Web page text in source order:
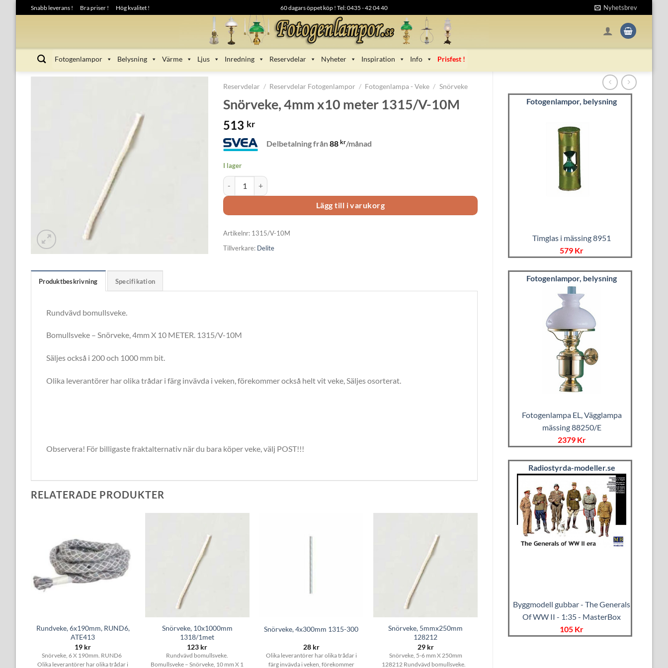
to
Snabb leverans ! Bra priser ! Hög kvalitet ! 60 dagars öppet köp ! Tel: 0435 - 42 04 40 Nyhetsbrev
Fotogenlampor Belysning Värme Ljus Inredning Reservdelar Nyheter Inspiration Info Prisfest !
Fotogenlampor, belysning
Timglas i mässing 8951
579 Kr
Fotogenlampor, belysning
Fotogenlampa EL, Vägglampa
mässing 88250/E
2379 Kr
Radiostyrda-modeller.se
Byggmodell gubbar - The Generals
Of WW II - 1:35 - MasterBox
105 Kr
Reservdelar / Reservdelar Fotogenlampor / Fotogenlampa - Veke / Snörveke
Snörveke, 4mm x10 meter 1315/V-10M
513 kr
Delbetalning från88kr/månad
I lager
Snörveke, 4mm x10 meter 1315/V-10M mängd
Lägg till i varukorg
Artikelnr: 1315/V-10M
Tillverkare: Delite
Produktbeskrivning Specifikation
Rundvävd bomullsveke.
Bomullsveke – Snörveke, 4mm X 10 METER. 1315/V-10M
Säljes också i 200 och 1000 mm bit.
Olika leverantörer har olika trådar i färg invävda i veken, förekommer också helt vit veke, Säljes osorterat.
Observera! För billigaste fraktalternativ när du bara köper veke, välj POST!!!
RELATERADE PRODUKTER
Rundveke, 6x190mm, RUND6,
ATE413
19 kr
Snörveke, 6 X 190mm. RUND6
Olika leverantörer har olika trådar i
Snörveke, 10x1000mm
1318/1met
123 kr
Rundvävd bomullsveke.
Bomullsveke – Snörveke, 10 mm X 1
Snörveke, 4x300mm 1315-300
28 kr
Olika leverantörer har olika trådar i
färg invävda i veken, förekommer
Snörveke, 5mmx250mm
128212
29 kr
Snörveke, 5-6 mm X 250mm
128212 Rundvävd bomullsveke.